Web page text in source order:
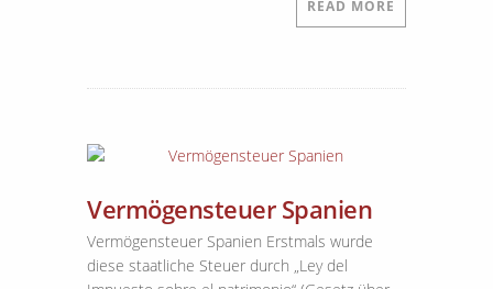
READ MORE
Vermögensteuer Spanien
Vermögensteuer Spanien Erstmals wurde
diese staatliche Steuer durch „Ley del